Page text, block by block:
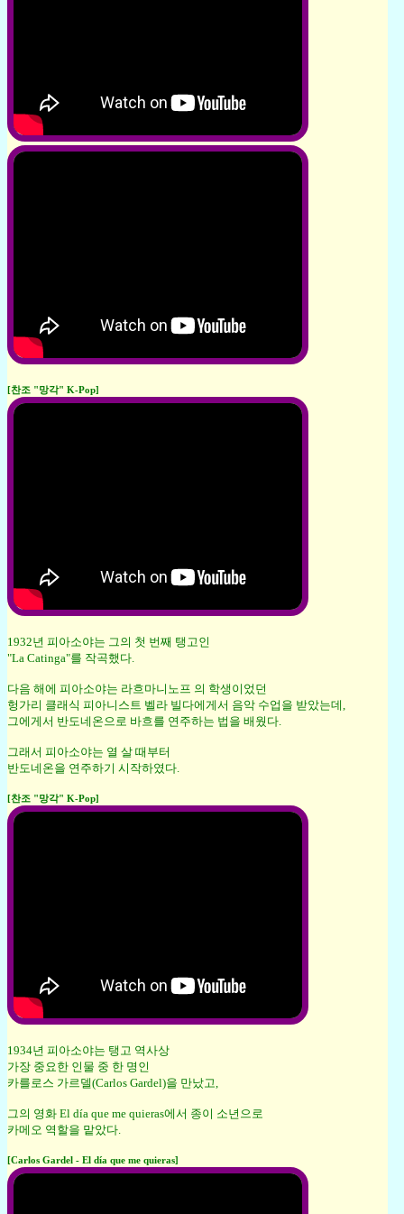
[찬조 "망각" K-Pop]
1932년 피아소야는 그의 첫 번째 탱고인
"La Catinga"를 작곡했다.
다음 해에 피아소야는 라흐마니노프 의 학생이었던
헝가리 클래식 피아니스트 벨라 빌다에게서 음악 수업을 받았는데,
그에게서 반도네온으로 바흐를 연주하는 법을 배웠다.
그래서 피아소야는 열 살 때부터
반도네온을 연주하기 시작하였다.
[찬조 "망각" K-Pop]
1934년 피아소야는 탱고 역사상
가장 중요한 인물 중 한 명인
카를로스 가르델(Carlos Gardel)을 만났고,
그의 영화 El día que me quieras에서 종이 소년으로
카메오 역할을 맡았다.
[Carlos Gardel - El día que me quieras]